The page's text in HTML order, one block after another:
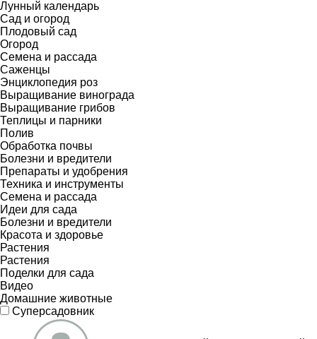
Лунный календарь
Сад и огород
Плодовый сад
Огород
Семена и рассада
Саженцы
Энциклопедия роз
Выращивание винограда
Выращивание грибов
Теплицы и парники
Полив
Обработка почвы
Болезни и вредители
Препараты и удобрения
Техника и инструменты
Семена и рассада
Идеи для сада
Болезни и вредители
Красота и здоровье
Растения
Растения
Поделки для сада
Видео
Домашние животные
Суперсадовник